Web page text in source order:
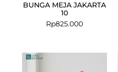
BUNGA MEJA JAKARTA
10
Rp825.000